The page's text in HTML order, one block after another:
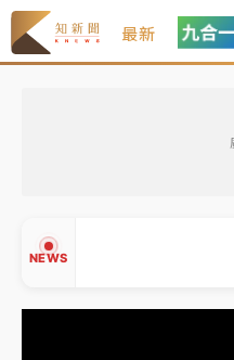
最新
NEWS
處置制度大變革！ 證交
數與撮合時間
才續任就飛美國大學面